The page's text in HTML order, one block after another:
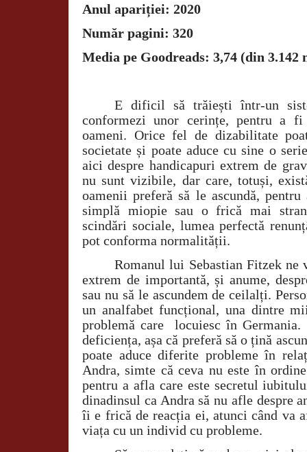
Anul apariției: 2020
Număr pagini: 320
Media pe Goodreads: 3,74 (din 3.142
E dificil să trăiești într-un
conformezi unor cerințe, pentru a
oameni. Orice fel de dizabilitate
societate și poate aduce cu sine o
aici despre handicapuri extrem de
nu sunt vizibile, dar care, totuși,
oamenii preferă să le ascundă,
simplă miopie sau o frică mai
scindări sociale, lumea perfectă
pot conforma normalității.
Romanul lui Sebastian Fitzek ne
extrem de importantă, și anume,
sau nu să le ascundem de ceilalți.
un analfabet funcțional, una dintre
problemă care
locuiesc în
deficiența, așa că preferă să o țină
poate aduce diferite probleme în
Andra, simte că ceva nu este în
pentru a afla care este secretul
dinadinsul ca Andra să nu afle despre
îi e frică de reacția ei, atunci când va
viața cu un individ cu probleme.